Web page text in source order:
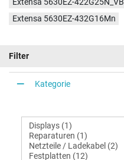
Extensa 5630EZ-422G25N_VB
Extensa 5630EZ-432G16Mn
Filter
Kategorie